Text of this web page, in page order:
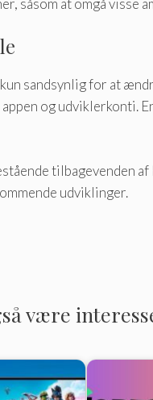
sandsynlig for at
og udviklerkonti.
tilbagevenden
udviklinger.
være